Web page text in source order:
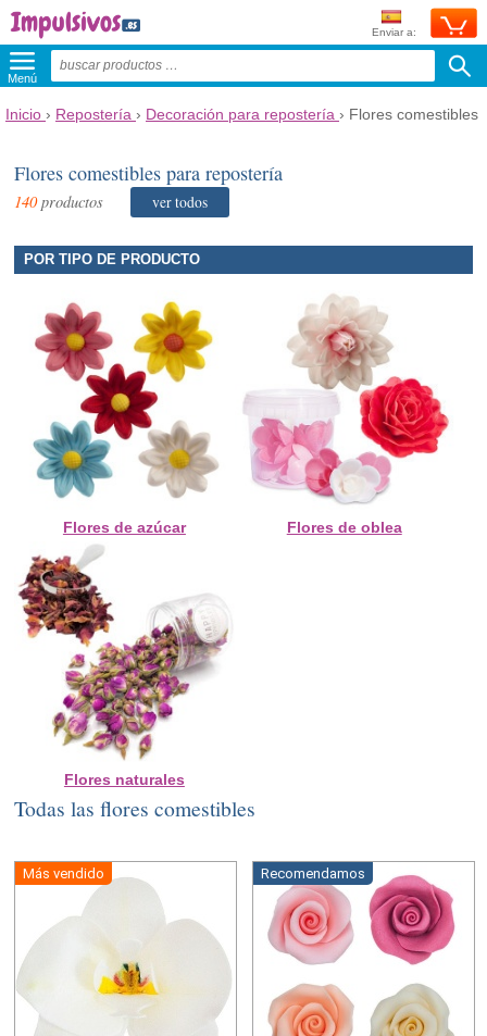
Enviar a:
Menú
Inicio › Repostería › Decoración para repostería › Flores comestibles
Flores comestibles para repostería
140productos ver todos
POR TIPO DE PRODUCTO
Flores de azúcar Flores de oblea
Flores naturales
Todas las flores comestibles
Más vendido Recomendamos